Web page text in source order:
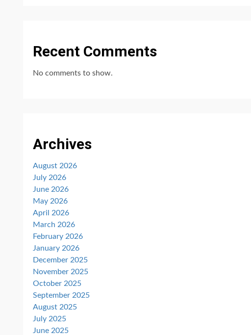
Recent Comments
No comments to show.
Archives
August 2026
July 2026
June 2026
May 2026
April 2026
March 2026
February 2026
January 2026
December 2025
November 2025
October 2025
September 2025
August 2025
July 2025
June 2025